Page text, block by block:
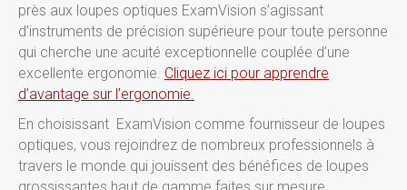
près aux loupes optiques ExamVision s’agissant
d’instruments de précision supérieure pour toute personne
qui cherche une acuité exceptionnelle couplée d’une
excellente ergonomie. Cliquez ici pour apprendre
d’avantage sur l’ergonomie.
En choisissant ExamVision comme fournisseur de loupes
optiques, vous rejoindrez de nombreux professionnels à
travers le monde qui jouissent des bénéfices de loupes